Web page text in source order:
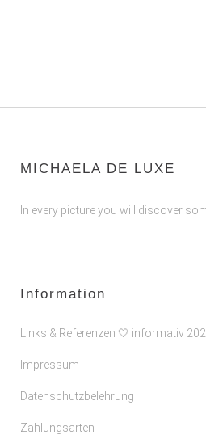
MICHAELA DE LUXE
In every picture you will discover
Information
Links & Referenzen 🤍 informativ
Impressum
Datenschutzbelehrung
Zahlungsarten